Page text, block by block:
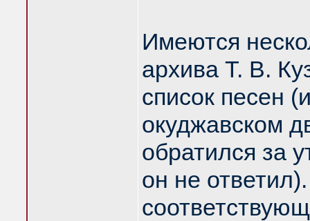
Имеются
архива Т. В.
список песен
окуджавском
обратился за
он не